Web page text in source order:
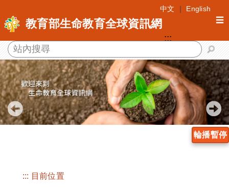
到
主
要
內
容
區
塊
☰
中文 ｜ English
教育部生命教育全球資訊網
:::
輪播暫停
::: 目前位置